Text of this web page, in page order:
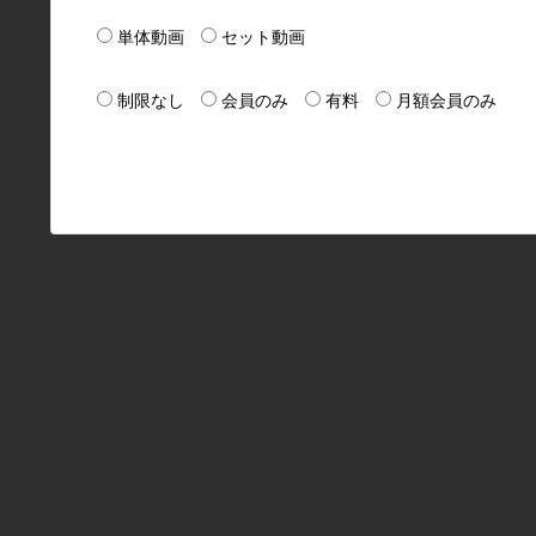
単体動画 セット動画
制限なし 会員のみ 有料 月額会員のみ